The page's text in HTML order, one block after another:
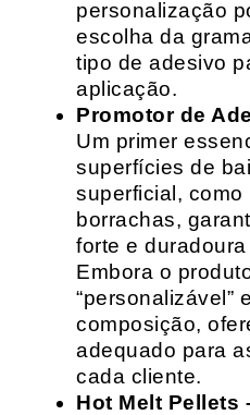
personalização
escolha da
tipo de adesivo
aplicação.
Promotor de
Um primer
superfícies de
superficial, como
borrachas,
forte e
Embora o
“personalizável”
composição,
adequado para
cada cliente.
Hot Melt Pellets